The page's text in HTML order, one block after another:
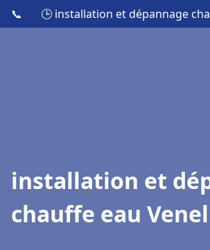
📞 🕒 installation et dépannage
installation et
chauffe eau